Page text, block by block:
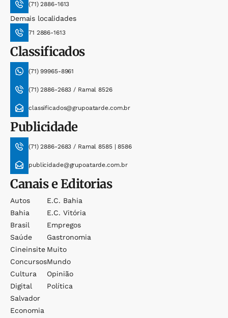
(71) 2886-1613
Demais localidades
71 2886-1613
Classificados
(71) 99965-8961
(71) 2886-2683 / Ramal 8526
classificados@grupoatarde.com.br
Publicidade
(71) 2886-2683 / Ramal 8585 | 8586
publicidade@grupoatarde.com.br
Canais e Editorias
Autos
Bahia
Brasil
Saúde
Cineinsite
Concursos
Cultura
Digital
Salvador
Economia
E.c. Bahia
E.c. Vitória
Empregos
Gastronomia
Muito
Mundo
Opinião
Política